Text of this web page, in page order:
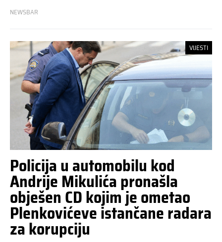
NEWSBAR
VIJESTI
Policija u automobilu kod
Andrije Mikulića pronašla
obješen CD kojim je ometao
Plenkovićeve istančane radara
za korupciju